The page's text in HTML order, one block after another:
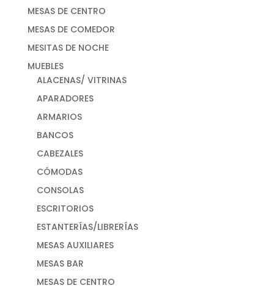
MESAS DE CENTRO
MESAS DE COMEDOR
MESITAS DE NOCHE
MUEBLES
ALACENAS/ VITRINAS
APARADORES
ARMARIOS
BANCOS
CABEZALES
CÓMODAS
CONSOLAS
ESCRITORIOS
ESTANTERÍAS/LIBRERÍAS
MESAS AUXILIARES
MESAS BAR
MESAS DE CENTRO